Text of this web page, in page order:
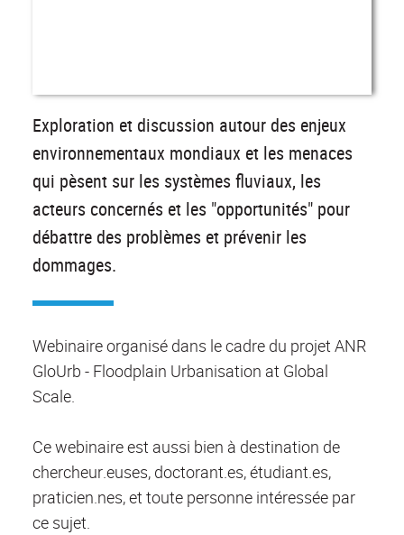
Exploration et discussion autour des enjeux
environnementaux mondiaux et les menaces
qui pèsent sur les systèmes fluviaux, les
acteurs concernés et les "opportunités" pour
débattre des problèmes et prévenir les
dommages.
Webinaire organisé dans le cadre du projet ANR
GloUrb - Floodplain Urbanisation at Global
Scale.
Ce webinaire est aussi bien à destination de
chercheur.euses, doctorant.es, étudiant.es,
praticien.nes, et toute personne intéressée par
ce sujet.